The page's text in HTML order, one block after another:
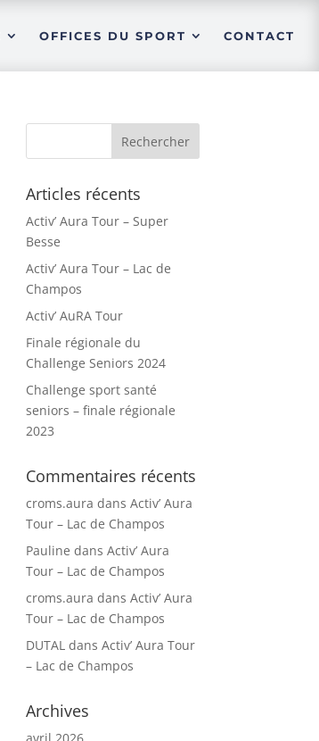
OFFICES DU SPORT CONTACT
Articles récents
Activ’ Aura Tour – Super
Besse
Activ’ Aura Tour – Lac de
Champos
Activ’ AuRA Tour
Finale régionale du
Challenge Seniors 2024
Challenge sport santé
seniors – finale régionale
2023
Commentaires récents
croms.aura dansActiv’ Aura
Tour – Lac de Champos
Pauline dansActiv’ Aura
Tour – Lac de Champos
croms.aura dansActiv’ Aura
Tour – Lac de Champos
DUTAL dansActiv’ Aura Tour
– Lac de Champos
Archives